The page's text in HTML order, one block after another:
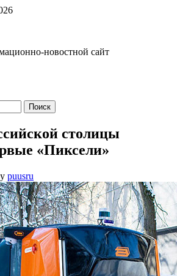
новостной сайт
столицы
«Пиксели»
puusru